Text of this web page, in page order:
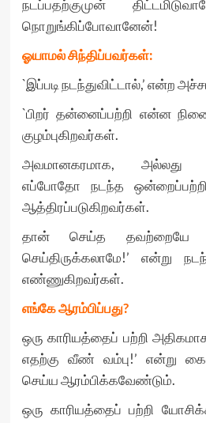
நடப்பதற்குமுன்
நொறுங்கிப்போவானேன்!
ஓயாமல் சிந்திப்பவர்கள்:
`இப்படி நடந்துவிட்டால்,’ என்ற
`பிறர் தன்னைப்பற்றி என்ன
குழம்புகிறவர்கள்.
அவமானகரமாக, அல்லது
எப்போதோ நடந்த
ஆத்திரப்படுகிறவர்கள்.
தான் செய்த தவற்றையே
செய்திருக்கலாமே!’ என்று
எண்ணுகிறவர்கள்.
எங்கே ஆரம்பிப்பது?
ஒரு காரியத்தைப் பற்றி
எதற்கு வீண் வம்பு!’ என்று
செய்ய ஆரம்பிக்கவேண்டும்.
ஒரு காரியத்தைப் பற்றி